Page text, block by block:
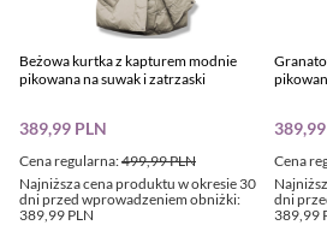
Beżowa kurtka z kapturem modnie
pikowana na suwak i zatrzaski
Cena regularna:499,99 PLN
389,99 PLN
Najniższa cena produktu w okresie 30
dni przed wprowadzeniem obniżki:
389,99 PLN
Cena
dni
389,99